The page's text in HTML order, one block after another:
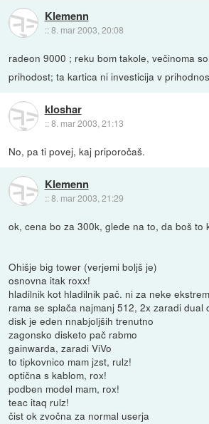
Klemenn
::8. mar 2003, 20:08
radeon 9000 ; reku bom takole, večinoma
prihodost; ta kartica ni investicija v
kloshar
::8. mar 2003, 21:13
No, pa ti povej, kaj priporočaš.
Klemenn
::8. mar 2003, 21:29
ok, cena bo za 300k, glede na to, da boš to
Ohišje big tower (verjemi boljš je)
osnovna itak roxx!
hladilnik kot hladilnik pač. ni za neke
rama se splača najmanj 512, 2x zaradi dual
disk je eden nnabjoljših trenutno
zagonsko disketo pač rabmo
gainwarda, zaradi ViVo
to tipkovnico mam jzst, rulz!
optična s kablom, rox!
podben model mam, rox!
teac itaq rulz!
čist ok zvočna za normal userja